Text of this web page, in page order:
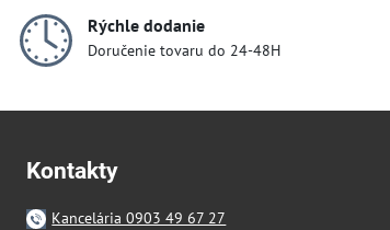
Rýchle dodanie
Doručenie tovaru do 24-48H
Kontakty
Kancelária 0903 49 67 27